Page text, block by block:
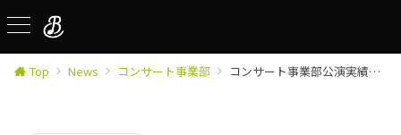
Top News コンサート事業部 コンサート事業部公演実績２０２５年０４月